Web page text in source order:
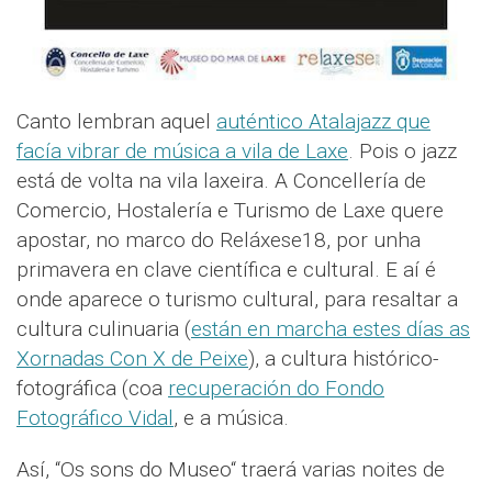
Canto lembran aquel auténtico Atalajazz que
facía vibrar de música a vila de Laxe. Pois o jazz
está de volta na vila laxeira. A Concellería de
Comercio, Hostalería e Turismo de Laxe quere
apostar, no marco do Reláxese18, por unha
primavera en clave científica e cultural. E aí é
onde aparece o turismo cultural, para resaltar a
cultura culinuaria (están en marcha estes días as
Xornadas Con X de Peixe), a cultura histórico-
fotográfica (coa recuperación do Fondo
Fotográfico Vidal, e a música.
Así, “Os sons do Museo“ traerá varias noites de